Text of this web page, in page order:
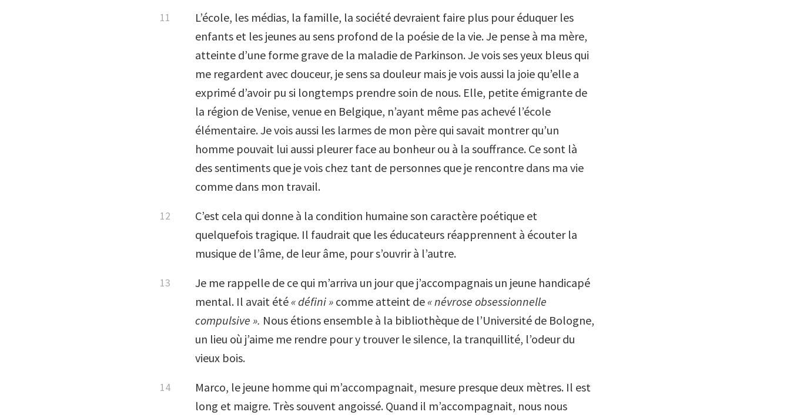
L’école, les médias, la famille, la société devraient faire plus pour éduquer les
enfants et les jeunes au sens profond de la poésie de la vie. Je pense à ma mère,
atteinte d’une forme grave de la maladie de Parkinson. Je vois ses yeux bleus qui
me regardent avec douceur, je sens sa douleur mais je vois aussi la joie qu’elle a
exprimé d’avoir pu si longtemps prendre soin de nous. Elle, petite émigrante de
la région de Venise, venue en Belgique, n’ayant même pas achevé l’école
élémentaire. Je vois aussi les larmes de mon père qui savait montrer qu’un
homme pouvait lui aussi pleurer face au bonheur ou à la souffrance. Ce sont là
des sentiments que je vois chez tant de personnes que je rencontre dans ma vie
comme dans mon travail.
C’est cela qui donne à la condition humaine son caractère poétique et
quelquefois tragique. Il faudrait que les éducateurs réapprennent à écouter la
musique de l’âme, de leur âme, pour s’ouvrir à l’autre.
Je me rappelle de ce qui m’arriva un jour que j’accompagnais un jeune handicapé
mental. Il avait été « défini » comme atteint de « névrose obsessionnelle
compulsive ». Nous étions ensemble à la bibliothèque de l’Université de Bologne,
un lieu où j’aime me rendre pour y trouver le silence, la tranquillité, l’odeur du
vieux bois.
Marco, le jeune homme qui m’accompagnait, mesure presque deux mètres. Il est
long et maigre. Très souvent angoissé. Quand il m’accompagnait, nous nous